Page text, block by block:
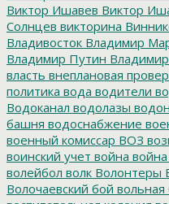
Виктор Ишавев Виктор
Солнцев викторина
Владивосток Владимир
Владимир Путин
власть внеплановая
политика вода водители
Водоканал водолазы
башня водоснабжение
военный комиссар ВОЗ
воинский учет война
волейбол волк Волонтеры
Волочаевский бой